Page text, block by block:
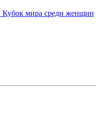
Кубок мира среди женщин